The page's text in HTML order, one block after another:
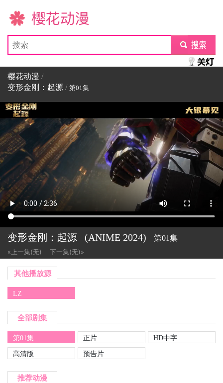
樱花动漫
submit
樱花动漫 /
变形金刚：起源 / 第01集
变形金刚：起源 (ANIME 2024) 第01集
«上一集(无) 下一集(无)»
其他播放源
LZ
全部剧集
第01集 正片
HD中字
高清版
预告片
推荐动漫